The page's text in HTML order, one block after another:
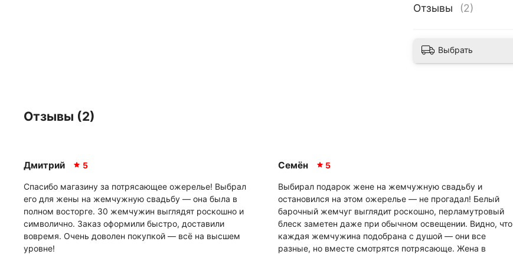
Отзывы (2)
Выбрать
Отзывы (2)
Дмитрий 5
Спасибо магазину за потрясающее ожерелье! Выбрал
его для жены на жемчужную свадьбу — она была в
полном восторге. 30 жемчужин выглядят роскошно и
символично. Заказ оформили быстро, доставили
вовремя. Очень доволен покупкой — всё на высшем
уровне!
Семён 5
Выбирал подарок жене на жемчужную свадьбу и
остановился на этом ожерелье — не прогадал! Белый
барочный жемчуг выглядит роскошно, перламутровый
блеск заметен даже при обычном освещении. Видно, что
каждая жемчужина подобрана с душой — они все
разные, но вместе смотрятся потрясающе. Жена в